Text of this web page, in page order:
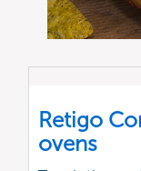
Retigo
ovens